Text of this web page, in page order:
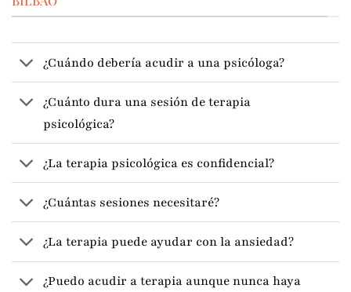
¿Cuándo debería acudir a una psicóloga?
¿Cuánto dura una sesión de terapia
psicológica?
¿La terapia psicológica es confidencial?
¿Cuántas sesiones necesitaré?
¿La terapia puede ayudar con la ansiedad?
¿Puedo acudir a terapia aunque nunca haya